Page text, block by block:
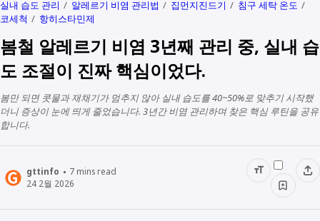
실내 습도 관리
알레르기 비염 관리법 집먼지진드기
침구 세탁 온도
코세척
항히스타민제
봄철 알레르기 비염 3년째 관리 중, 실내 습
도 조절이 진짜 핵심이었다.
봄만 되면 콧물과 재채기가 멈추지 않아 실내 습도를 40~50%로 맞추기 시작했
더니 증상이 눈에 띄게 줄었습니다. 3년간 비염 관리하며 찾은 핵심 루틴을 공유
합니다.
gttinfo 7mins read
24 2월 2026